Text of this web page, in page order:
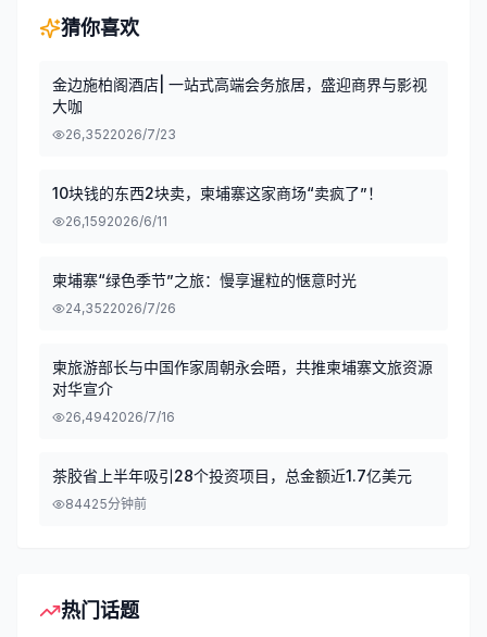
猜你喜欢
金边施柏阁酒店| 一站式高端会务旅居，盛迎商界与影视
大咖
26,3522026/7/23
10块钱的东西2块卖，柬埔寨这家商场“卖疯了”！
26,1592026/6/11
柬埔寨“绿色季节”之旅：慢享暹粒的惬意时光
24,3522026/7/26
柬旅游部长与中国作家周朝永会晤，共推柬埔寨文旅资源
对华宣介
26,4942026/7/16
茶胶省上半年吸引28个投资项目，总金额近1.7亿美元
84425分钟前
热门话题